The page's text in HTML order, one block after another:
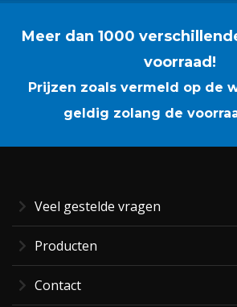
Meer dan 1000
voorraad!
Prijzen zoals vermeld op de
geldig zolang de
Veel gestelde vragen
Producten
Contact